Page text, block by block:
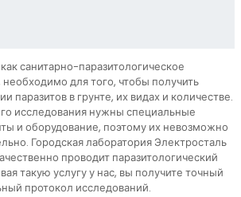
санитарно-паразитологическое
для того, чтобы получить
паразитов в грунте, их видах и количестве.
исследования нужны специальные
и оборудование, поэтому их невозможно
Городская лаборатория Электросталь
проводит паразитологический
такую услугу у нас, вы получите точный
протокол исследований.